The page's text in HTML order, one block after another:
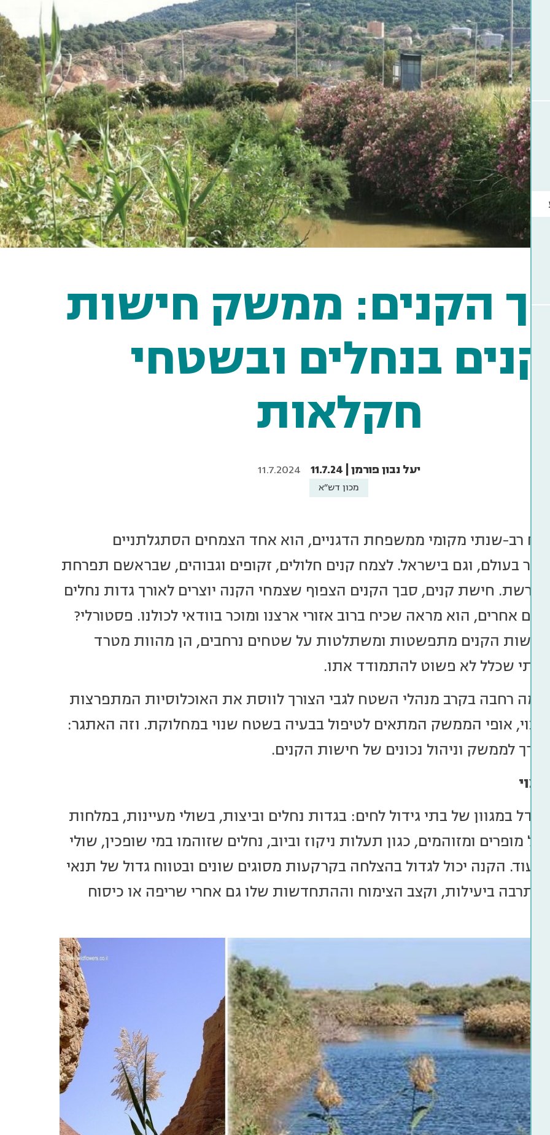
הקנים: ממשק חישות
קנים בנחלים ובשטחי
חקלאות
יעל נבון פורמן | 11.7.24 11.7.2024
מכון דש"א
צמח רב-שנתי מקומי ממשפחת הדגניים, הוא אחד הצמחים הסתגלתניים
ביותר בעולם, וגם בישראל. לצמח קנים חלולים, זקופים וגבוהים, שבראשם תפרחת
מברשת. חישת קנים, סבך הקנים הצפוף שצמחי הקנה יוצרים לאורך גדות נחלים
לחים אחרים, הוא מראה שכיח ברוב אזורי ארצנו ומוכר בוודאי לכולנו. פסטורלי?
הקנים מתפשטות ומשתלטות על שטחים נרחבים, הן מהוות מטרד
שכלל לא פשוט להתמודד אתו.
רחבה בקרב מנהלי השטח לגבי הצורך לווסת את האוכלוסיות המתפרצות
אופי הממשק המתאים לטיפול בבעיה בשטח שנוי במחלוקת. וזה האתגר:
לממשק וניהול נכונים של חישות הקנים.
גדל במגוון של בתי גידול לחים: בגדות נחלים וביצות, בשולי מעיינות, במלחות
מופרים ומזוהמים, כגון תעלות ניקוז וביוב, נחלים שזוהמו במי שופכין, שולי
ועוד. הקנה יכול לגדול בהצלחה בקרקעות מסוגים שונים ובטווח גדול של תנאי
מתרבה ביעילות, וקצב הצימוח וההתחדשות שלו גם אחרי שריפה או כיסוח